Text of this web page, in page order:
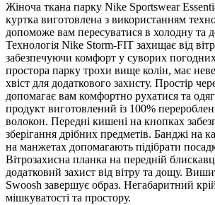
Жіноча ткана парку Nike Sportswear
куртка виготовлена з використанням
допоможе вам пересуватися в холодну та
Технологія Nike Storm-FIT захищає від
забезпечуючи комфорт у суворих
простора парку трохи вище колін, має
хвіст для додаткового захисту. Простір
допомагає вам комфортно рухатися та
продукт виготовлений із 100%
волокон. Передні кишені на кнопках
зберігання дрібних предметів. Банджі на
на манжетах допомагають підібрати
Вітрозахисна планка на передній
додатковий захист від вітру та дощу.
Swoosh завершує образ. Негабаритний
мішкуватості та простору.